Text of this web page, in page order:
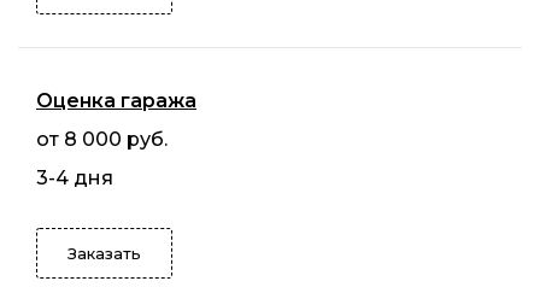
Оценка гаража
от 8 000 руб.
3-4 дня
Заказать